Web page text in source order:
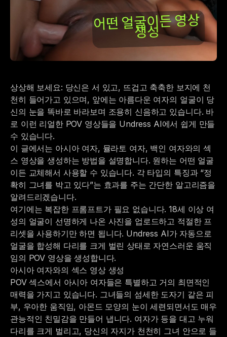
상상해 보세요: 당신은 서 있고, 뜨겁고 축축한 보지에 천
천히 들어가고 있으며, 앞에는 아름다운 여자의 얼굴이 당
신의 눈을 똑바로 바라보며 조용히 신음하고 있습니다. 바
로 이런 리얼한 POV 영상들을 Undress AI에서 쉽게 만들
수 있습니다.
이 글에서는 아시아 여자, 뮬라토 여자, 백인 여자와의 섹
스 영상을 생성하는 방법을 설명합니다. 원하는 어떤 얼굴
이든 교체해서 사용할 수 있습니다. 각 타입의 특징과 “정
확히 그녀를 박고 있다”는 효과를 주는 간단한 알고리즘을
알려드리겠습니다.
여기에는 복잡한 프롬프트가 필요 없습니다. 18세 이상 여
성의 얼굴이 선명하게 나온 사진을 업로드하고 적절한 프
리셋을 사용하기만 하면 됩니다. Undress AI가 자동으로
얼굴을 합성해 다리를 크게 벌린 상태로 자연스러운 움직
임의 POV 영상을 생성합니다.
아시아 여자와의 섹스 영상 생성
POV 섹스에서 아시아 여자들은 특별하고 거의 최면적인
매력을 가지고 있습니다. 그녀들의 섬세한 도자기 같은 피
부, 우아한 움직임, 아몬드 모양의 눈이 세련되면서도 매우
관능적인 친밀감을 만들어 냅니다. 여자가 등을 대고 누워
다리를 크게 벌리고, 당신의 자지가 천천히 그녀 안으로 들